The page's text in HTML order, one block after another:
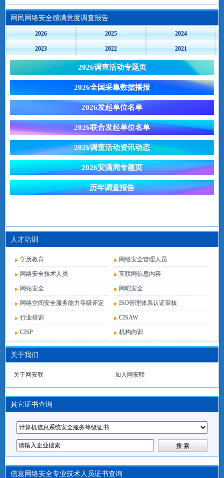
网民网络安全感满意度调查报告
2026 2025 2024
2023 2022 2021
人才培训
学历教育 网络安全管理人员
网络安全技术人员 互联网信息内容
网站安全 网吧安全
网络空间安全服务能力等级评定 ISO管理体系认证审核
行业培训 CISAW
CISP 机构内训
关于我们
关于网安联 加入网安联
其它证书查询
信息网络安全专业技术人员证书查询